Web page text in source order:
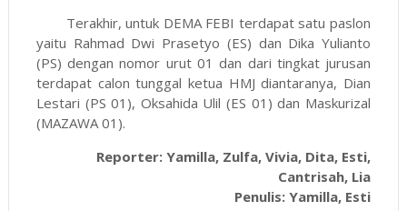
Terakhir, untuk DEMA FEBI terdapat satu paslon
yaitu Rahmad Dwi Prasetyo (ES) dan Dika Yulianto
(PS) dengan nomor urut 01 dan dari tingkat jurusan
terdapat calon tunggal ketua HMJ diantaranya, Dian
Lestari (PS 01), Oksahida Ulil (ES 01) dan Maskurizal
(MAZAWA 01).
Reporter: Yamilla, Zulfa, Vivia, Dita, Esti,
Cantrisah, Lia
Penulis: Yamilla, Esti